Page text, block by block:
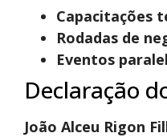
Capacitações
Rodadas de
Eventos
Declaração
João Alceu Rigon